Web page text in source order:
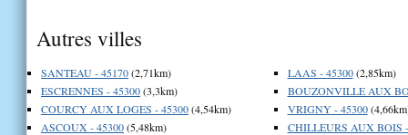
Autres villes
SANTEAU - 45170(2,71km)
ESCRENNES - 45300(3,3km)
COURCY AUX LOGES - 45300(4,54km)
ASCOUX - 45300(5,48km)
LAAS - 45300(2,85km)
BOUZONVILLE AUX
VRIGNY - 45300
CHILLEURS AUX BOIS